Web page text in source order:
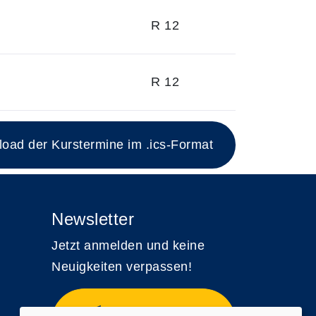
R 12
R 12
der Kurstermine im .ics-Format
Newsletter
Jetzt anmelden und keine
Neuigkeiten verpassen!